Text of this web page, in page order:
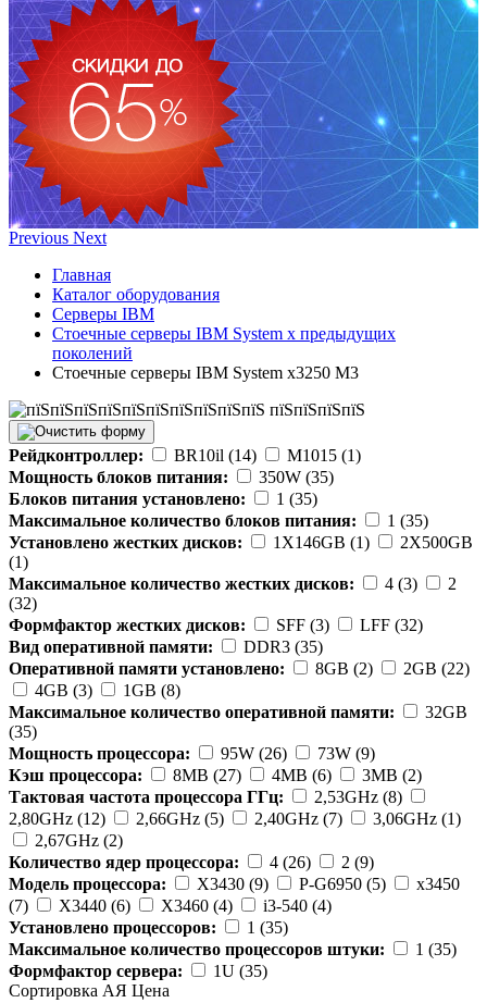
Previous Next
Главная
Каталог оборудования
Серверы IBM
Стоечные серверы IBM System x предыдущих
поколений
Стоечные серверы IBM System x3250 M3
Рейдконтроллер: BR10il (14)
M1015 (1)
Мощность блоков питания:
350W (35)
Блоков питания установлено:
1 (35)
Максимальное количество блоков питания:
1 (35)
Установлено жестких дисков:
1X146GB (1)
2X500GB
(1)
Максимальное количество жестких дисков:
4 (3)
2
(32)
Формфактор жестких дисков:
SFF (3)
LFF (32)
Вид оперативной памяти:
DDR3 (35)
Оперативной памяти установлено:
8GB (2)
2GB (22)
4GB (3)
1GB (8)
Максимальное количество оперативной памяти:
32GB
(35)
Мощность процессора:
95W (26)
73W (9)
Кэш процессора:
8MB (27) 4MB (6)
3MB (2)
Тактовая частота процессора ГГц:
2,53GHz (8)
2,80GHz (12)
2,66GHz (5) 2,40GHz (7)
3,06GHz (1)
2,67GHz (2)
Количество ядер процессора:
4 (26)
2 (9)
Модель процессора:
X3430 (9) P-G6950 (5)
x3450
(7)
X3440 (6) X3460 (4)
i3-540 (4)
Установлено процессоров:
1 (35)
Максимальное количество процессоров штуки:
1 (35)
Формфактор сервера:
1U (35)
Сортировка АЯ Ценa